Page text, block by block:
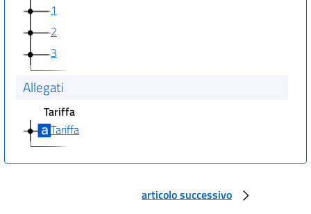
1
2
3
Allegati
Tariffa
Tariffa
articolo successivo